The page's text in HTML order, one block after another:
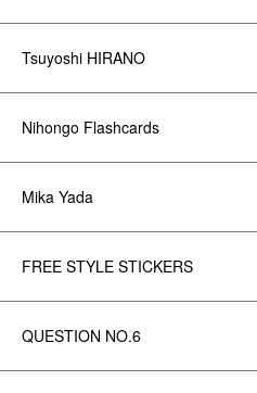
Tsuyoshi HIRANO
Nihongo Flashcards
Mika Yada
FREE STYLE STICKERS
QUESTION NO.6